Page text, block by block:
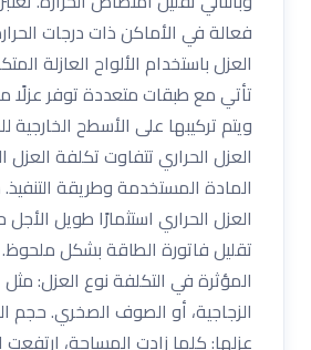
العزل باستخدام الألواح العازلة
تأتي مع طبقات متعددة توفر عزلًا
العزل الحراري تتفاوت تكلفة
المادة المستخدمة وطريقة
العزل الحراري استثمارًا طويل
المؤثرة في التكلفة نوع العزل: مثل
الزجاجية، أو الصوف الصخري. حجم
عزلها: كلما زادت المساحة،